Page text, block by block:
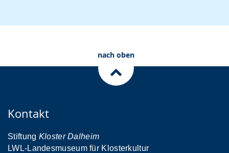
nach oben
Kontakt
Stiftung Kloster Dalheim
LWL-Landesmuseum für Klosterkultur